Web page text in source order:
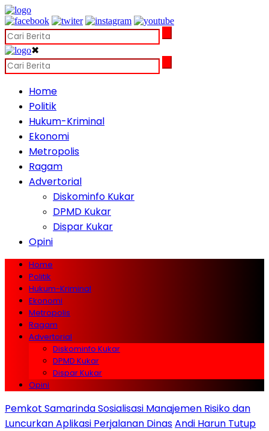
✖
Home
Politik
Hukum-Kriminal
Ekonomi
Metropolis
Ragam
Advertorial
Diskominfo Kukar
DPMD Kukar
Dispar Kukar
Opini
Home
Politik
Hukum-Kriminal
Ekonomi
Metropolis
Ragam
Advertorial
Diskominfo Kukar
DPMD Kukar
Dispar Kukar
Opini
Pemkot Samarinda Sosialisasi Manajemen Risiko dan
Luncurkan Aplikasi Perjalanan DinasAndi Harun Tutup